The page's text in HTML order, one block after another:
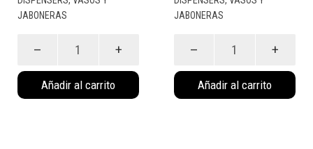
JABONERAS
Relax
(Vaso)
(6035)
Añadir al carrito
JABONERAS
(6034)
cantidadAñadir al carrito